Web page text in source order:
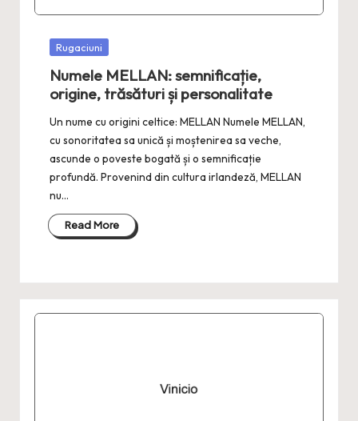
Posted
Rugaciuni
Numele MELLAN: semnificație,
origine, trăsături și personalitate
Un nume cu origini celtice: MELLAN Numele MELLAN,
cu sonoritatea sa unică și moștenirea sa veche,
ascunde o poveste bogată și o semnificație
profundă. Provenind din cultura irlandeză, MELLAN
nu…
Read More